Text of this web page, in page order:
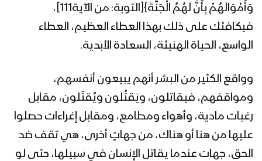
المحاضرة الرمضانية العشرون (ذكرى
عبدالملك بدرالدين الحوثي 20 رمضان
1443 هـ
عبدالملك بدر الدين الحوثي 18 رمضان
1443هـ
المحاضرة الرمضانية السابعة عشرة للسيد
عبدالملك بدرالدين الحوثي 17 رمضان
1443هـ
وَأَمْوَالَهُمْ بِأَنَّ لَهُمُ الْجَنَّةَ}[التوبة: من الآية111]،
فيكافئك على ذلك بهذا العطاء العظيم، العطاء
الواسع، الحياة الهنيئة، السعادة الأبدية.
وواقع الكثير من البشر أنهم يبيعون أنفسهم،
ومواقفهم، فيقاتلون، ويَقتُلون ويُقتَلون، مقابل
رغبات مادية، وأهواء ومطامع، ومقابل إغراءات حصلوا
عليها من هنا أو هناك، من جهاتٍ أخرى، هي تقف ضد
الحق، جهات عندما يقاتل الإنسان في سبيلها، حتى لو